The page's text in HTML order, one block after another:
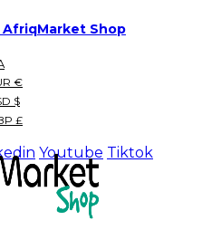
AfriqMarket Shop
€
$
£
Youtube Tiktok